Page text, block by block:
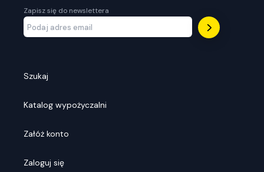
Zapisz się do newslettera
Szukaj
Katalog wypożyczalni
Załóż konto
Zaloguj się